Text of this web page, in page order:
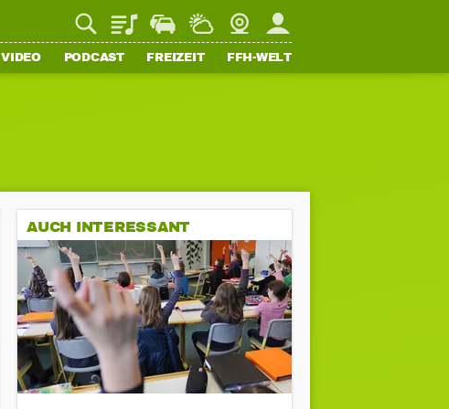
PlaylistStaupilotWetterWebcamMein FFH
VIDEO PODCAST FREIZEIT FFH-WELT
AUCH INTERESSANT